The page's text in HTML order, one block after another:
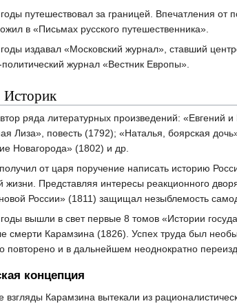
путешествовал за границей. Впечатления от
в «Письмах русского путешественника».
издавал «Московский журнал», ставший
журнал «Вестник Европы».
Историк
ряда литературных произведений: «Евгений
Лиза», повесть (1792); «Наталья, боярская
Новагорода» (1802) и др.
от царя поручение написать историю
жизни. Представляя интересы реакционного
России» (1811) защищал незыблемость
вышли в свет первые 8 томов «Истории
смерти Карамзина (1826). Успех труда был
повторено и в дальнейшем неоднократно
концепция
взгляды Карамзина вытекали из